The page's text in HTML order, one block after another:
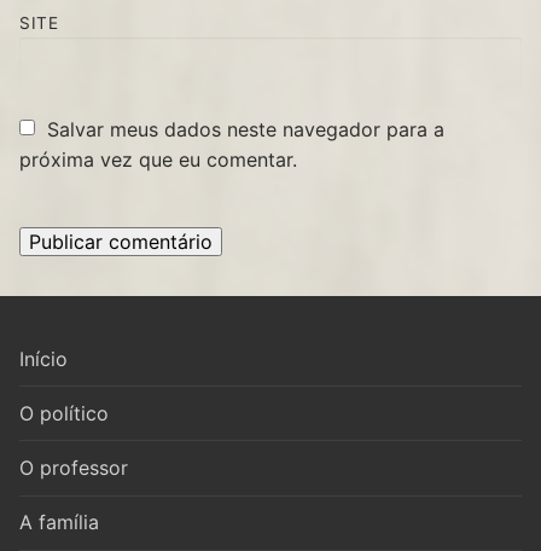
SITE
Salvar meus dados neste navegador para a
próxima vez que eu comentar.
Início
O político
O professor
A família